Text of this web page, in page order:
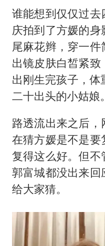
谁能想到仅仅过
庆拍到了方媛的
尾麻花辫，穿一件
出镜皮肤白皙紧
出刚生完孩子，体
二十出头的小姑娘。
路透流出来之后
在猜方媛是不是
复得这么好。但
郭富城都没出来
给大家猜。